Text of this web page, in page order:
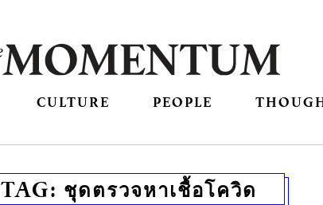
CULTURE PEOPLE
TAG: ชุดตรวจหาเชื้อโควิด